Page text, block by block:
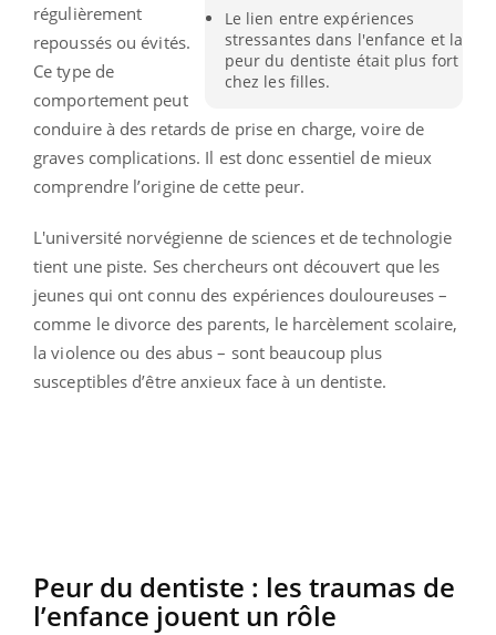
Le lien entre expériences
stressantes dans l'enfance et la
peur du dentiste était plus fort
chez les filles.
régulièrement
repoussés ou évités.
Ce type de
comportement peut
conduire à des retards de prise en charge, voire de
graves complications. Il est donc essentiel de mieux
comprendre l’origine de cette peur.
L'université norvégienne de sciences et de technologie
tient une piste. Ses chercheurs ont découvert que les
jeunes qui ont connu des expériences douloureuses –
comme le divorce des parents, le harcèlement scolaire,
la violence ou des abus – sont beaucoup plus
susceptibles d’être anxieux face à un dentiste.
Peur du dentiste : les traumas de
l’enfance jouent un rôle